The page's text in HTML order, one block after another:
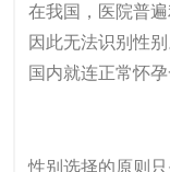
在我国，医院普
因此无法识别性
国内就连正常怀
性别选择的原则